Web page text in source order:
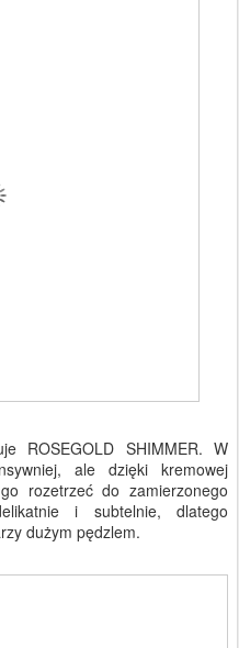
ROSEGOLD SHIMMER. W
ale dzięki kremowej
rozetrzeć do zamierzonego
i subtelnie, dlatego
dużym pędzlem.